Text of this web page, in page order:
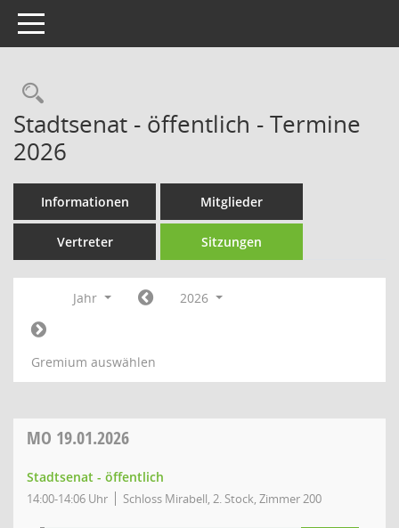
Toggle navigation
Rechercheauswahl
Stadtsenat - öffentlich - Termine
2026
Informationen Mitglieder
Vertreter Sitzungen
Jahr 2026
Gremium auswählen
MO 19.01.2026
Stadtsenat - öffentlich
14:00-14:06 Uhr Schloss Mirabell, 2. Stock, Zimmer 200